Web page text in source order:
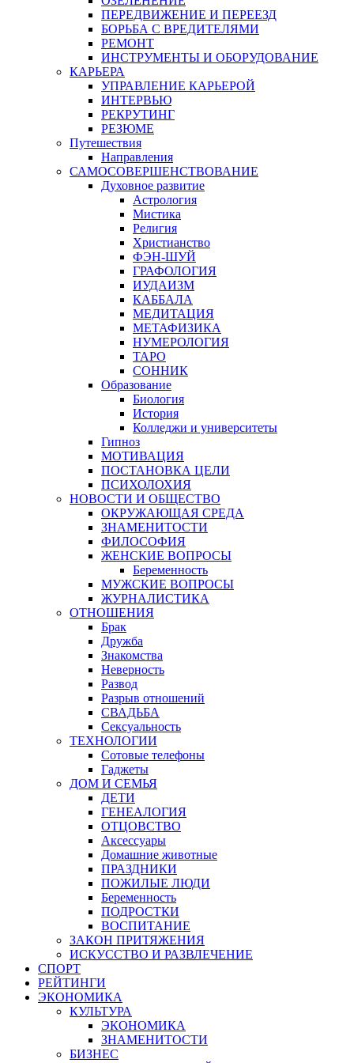
ПЕРЕДВИЖЕНИЕ И ПЕРЕЕЗД
БОРЬБА С ВРЕДИТЕЛЯМИ
РЕМОНТ
ИНСТРУМЕНТЫ И ОБОРУДОВАНИЕ
КАРЬЕРА
УПРАВЛЕНИЕ КАРЬЕРОЙ
ИНТЕРВЬЮ
РЕКРУТИНГ
РЕЗЮМЕ
Путешествия
Направления
САМОСОВЕРШЕНСТВОВАНИЕ
Духовное развитие
Астрология
Мистика
Религия
Христианство
ФЭН-ШУЙ
ГРАФОЛОГИЯ
ИУДАИЗМ
КАББАЛА
МЕДИТАЦИЯ
МЕТАФИЗИКА
НУМЕРОЛОГИЯ
ТАРО
СОННИК
Образование
Биология
История
Колледжи и университеты
Гипноз
МОТИВАЦИЯ
ПОСТАНОВКА ЦЕЛИ
ПСИХОЛОХИЯ
НОВОСТИ И ОБЩЕСТВО
ОКРУЖАЮЩАЯ СРЕДА
ЗНАМЕНИТОСТИ
ФИЛОСОФИЯ
ЖЕНСКИЕ ВОПРОСЫ
Беременность
МУЖСКИЕ ВОПРОСЫ
ЖУРНАЛИСТИКА
ОТНОШЕНИЯ
Брак
Дружба
Знакомства
Неверность
Развод
Разрыв отношений
СВАДЬБА
Сексуальность
ТЕХНОЛОГИИ
Сотовые телефоны
Гаджеты
ДОМ И СЕМЬЯ
ДЕТИ
ГЕНЕАЛОГИЯ
ОТЦОВСТВО
Аксессуары
Домашние животные
ПРАЗДНИКИ
ПОЖИЛЫЕ ЛЮДИ
Беременность
ПОДРОСТКИ
ВОСПИТАНИЕ
ЗАКОН ПРИТЯЖЕНИЯ
ИСКУССТВО И РАЗВЛЕЧЕНИЕ
СПОРТ
РЕЙТИНГИ
ЭКОНОМИКА
КУЛЬТУРА
ЭКОНОМИКА
ЗНАМЕНИТОСТИ
БИЗНЕС